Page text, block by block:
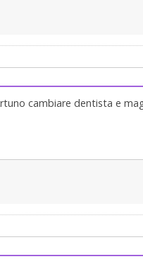
cambiare dentista e